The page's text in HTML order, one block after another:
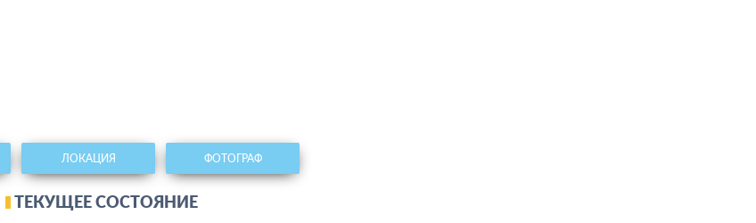
ЛОКАЦИЯ ФОТОГРАФ
ТЕКУЩЕЕ СОСТОЯНИЕ